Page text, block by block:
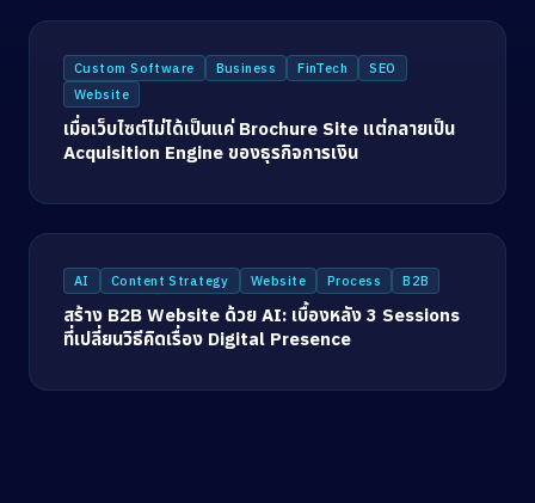
Custom Software Business FinTech
SEO
Website
เมื่อเว็บไซต์ไม่ได้เป็นแค่ Brochure Site แต่กลายเป็น
Acquisition Engine ของธุรกิจการเงิน
AI Content Strategy Website Process B2B
สร้าง B2B Website ด้วย AI: เบื้องหลัง 3 Sessions
ที่เปลี่ยนวิธีคิดเรื่อง Digital Presence